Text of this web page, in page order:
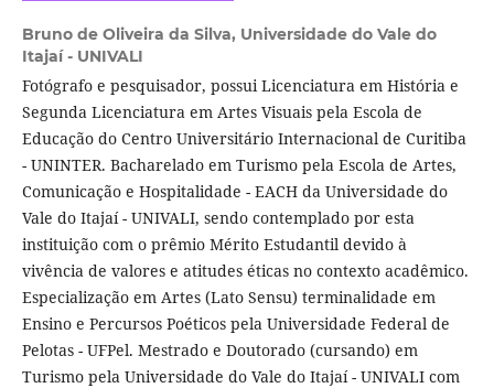
Bruno de Oliveira da Silva, Universidade do Vale do
Itajaí­ - UNIVALI
Fotógrafo e pesquisador, possui Licenciatura em História e
Segunda Licenciatura em Artes Visuais pela Escola de
Educação do Centro Universitário Internacional de Curitiba
- UNINTER. Bacharelado em Turismo pela Escola de Artes,
Comunicação e Hospitalidade - EACH da Universidade do
Vale do Itajaí­ - UNIVALI, sendo contemplado por esta
instituição com o prêmio Mérito Estudantil devido à
vivência de valores e atitudes éticas no contexto acadêmico.
Especialização em Artes (Lato Sensu) terminalidade em
Ensino e Percursos Poéticos pela Universidade Federal de
Pelotas - UFPel. Mestrado e Doutorado (cursando) em
Turismo pela Universidade do Vale do Itajaí­ - UNIVALI com